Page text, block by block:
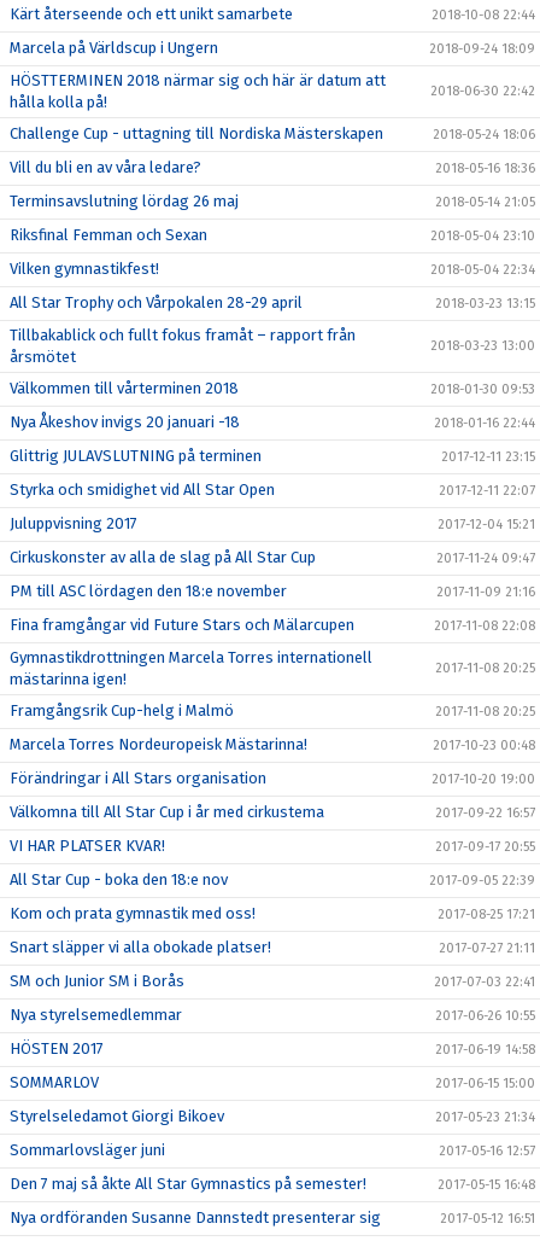
Kärt återseende och ett unikt samarbete 2018-10-08 22:44
Marcela på Världscup i Ungern 2018-09-24 18:09
HÖSTTERMINEN 2018 närmar sig och här är datum att
hålla kolla på!
2018-06-30 22:42
Challenge Cup - uttagning till Nordiska Mästerskapen 2018-05-24 18:06
Vill du bli en av våra ledare? 2018-05-16 18:36
Terminsavslutning lördag 26 maj 2018-05-14 21:05
Riksfinal Femman och Sexan 2018-05-04 23:10
Vilken gymnastikfest! 2018-05-04 22:34
All Star Trophy och Vårpokalen 28-29 april 2018-03-23 13:15
Tillbakablick och fullt fokus framåt – rapport från
årsmötet
2018-03-23 13:00
Välkommen till vårterminen 2018 2018-01-30 09:53
Nya Åkeshov invigs 20 januari -18 2018-01-16 22:44
Glittrig JULAVSLUTNING på terminen 2017-12-11 23:15
Styrka och smidighet vid All Star Open 2017-12-11 22:07
Juluppvisning 2017 2017-12-04 15:21
Cirkuskonster av alla de slag på All Star Cup 2017-11-24 09:47
PM till ASC lördagen den 18:e november 2017-11-09 21:16
Fina framgångar vid Future Stars och Mälarcupen 2017-11-08 22:08
Gymnastikdrottningen Marcela Torres internationell
mästarinna igen!
2017-11-08 20:25
Framgångsrik Cup-helg i Malmö 2017-11-08 20:25
Marcela Torres Nordeuropeisk Mästarinna! 2017-10-23 00:48
Förändringar i All Stars organisation 2017-10-20 19:00
Välkomna till All Star Cup i år med cirkustema 2017-09-22 16:57
VI HAR PLATSER KVAR! 2017-09-17 20:55
All Star Cup - boka den 18:e nov 2017-09-05 22:39
Kom och prata gymnastik med oss! 2017-08-25 17:21
Snart släpper vi alla obokade platser! 2017-07-27 21:11
SM och Junior SM i Borås 2017-07-03 22:41
Nya styrelsemedlemmar 2017-06-26 10:55
HÖSTEN 2017 2017-06-19 14:58
SOMMARLOV 2017-06-15 15:00
Styrelseledamot Giorgi Bikoev 2017-05-23 21:34
Sommarlovsläger juni 2017-05-16 12:57
Den 7 maj så åkte All Star Gymnastics på semester! 2017-05-15 16:48
Nya ordföranden Susanne Dannstedt presenterar sig 2017-05-12 16:51